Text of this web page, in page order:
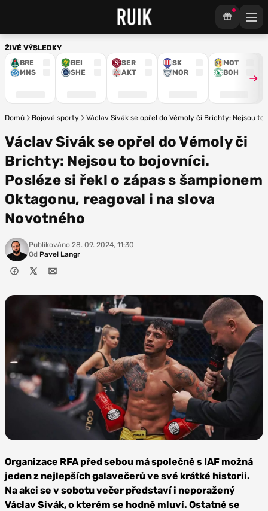
ŽIVÉ VÝSLEDKY
BRE
MNS
BEI
SHE
SER
AKT
SK
MOR
MOT
BOH
Domů Bojové sporty Václav Sivák se opřel do Vémoly či Brichty: Nejsou
Václav Sivák se opřel do Vémoly či
Brichty: Nejsou to bojovníci.
Posléze si řekl o zápas s šampionem
Oktagonu, reagoval i na slova
Novotného
Publikováno 28. 09. 2024, 11:30
Od Pavel Langr
RFA/Matúš
Zeťák
Organizace RFA před sebou má společně s IAF možná
jeden z nejlepších galavečerů ve své krátké historii.
Na akci se v sobotu večer představí i neporažený
Václav Sivák, o kterém se hodně mluví. Ostatně se